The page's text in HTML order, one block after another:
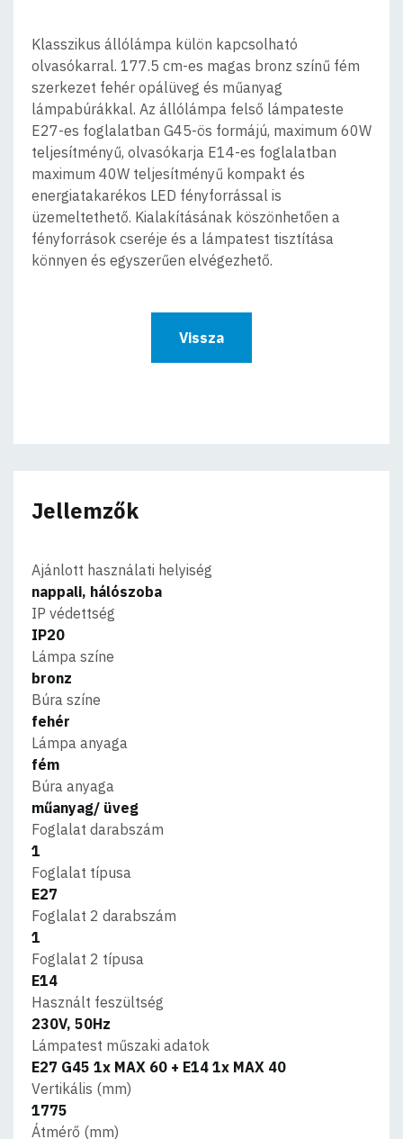
Klasszikus állólámpa külön kapcsolható
olvasókarral. 177.5 cm-es magas bronz színű fém
szerkezet fehér opálüveg és műanyag
lámpabúrákkal. Az állólámpa felső lámpateste
E27-es foglalatban G45-ös formájú, maximum 60W
teljesítményű, olvasókarja E14-es foglalatban
maximum 40W teljesítményű kompakt és
energiatakarékos LED fényforrással is
üzemeltethető. Kialakításának köszönhetően a
fényforrások cseréje és a lámpatest tisztítása
könnyen és egyszerűen elvégezhető.
Vissza
Jellemzők
Ajánlott használati helyiség
nappali, hálószoba
IP védettség
IP20
Lámpa színe
bronz
Búra színe
fehér
Lámpa anyaga
fém
Búra anyaga
műanyag/ üveg
Foglalat darabszám
1
Foglalat típusa
E27
Foglalat 2 darabszám
1
Foglalat 2 típusa
E14
Használt feszültség
230V, 50Hz
Lámpatest műszaki adatok
E27 G45 1x MAX 60 + E14 1x MAX 40
Vertikális (mm)
1775
Átmérő (mm)